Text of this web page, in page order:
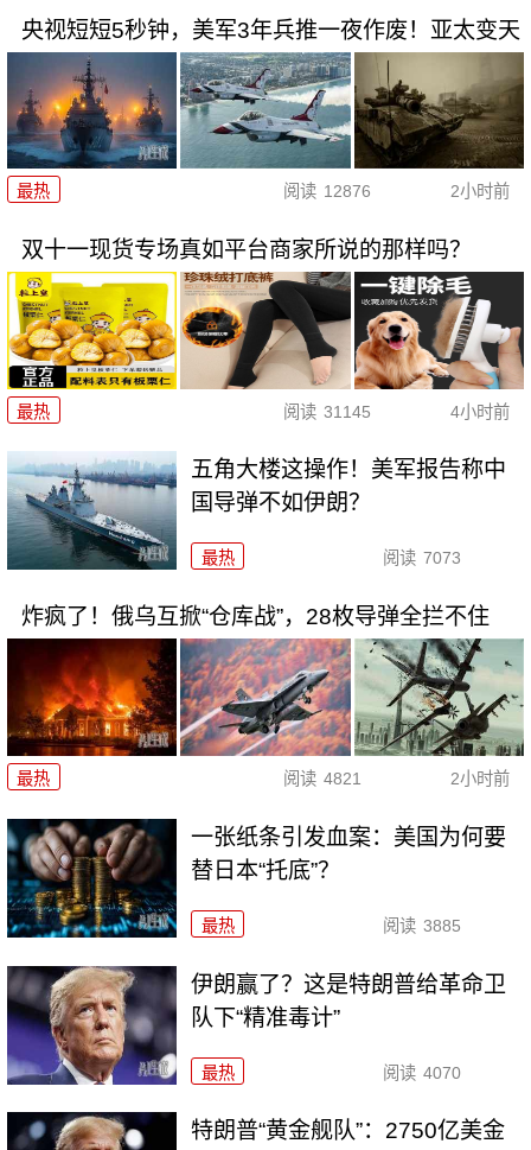
央视短短5秒钟，美军3年兵推一夜作废！亚太变天
最热 阅读 12876 2小时前
双十一现货专场真如平台商家所说的那样吗？
最热 阅读 31145 4小时前
五角大楼这操作！美军报告称中
国导弹不如伊朗？
最热 阅读 7073
炸疯了！俄乌互掀“仓库战”，28枚导弹全拦不住
最热 阅读 4821 2小时前
一张纸条引发血案：美国为何要
替日本“托底”？
最热 阅读 3885
伊朗赢了？这是特朗普给革命卫
队下“精准毒计”
最热 阅读 4070
特朗普“黄金舰队”：2750亿美金